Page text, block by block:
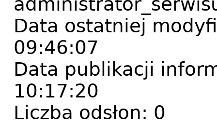
Data ostatniej
09:46:07
Data publikacji
10:17:20
Liczba odsłon: 0